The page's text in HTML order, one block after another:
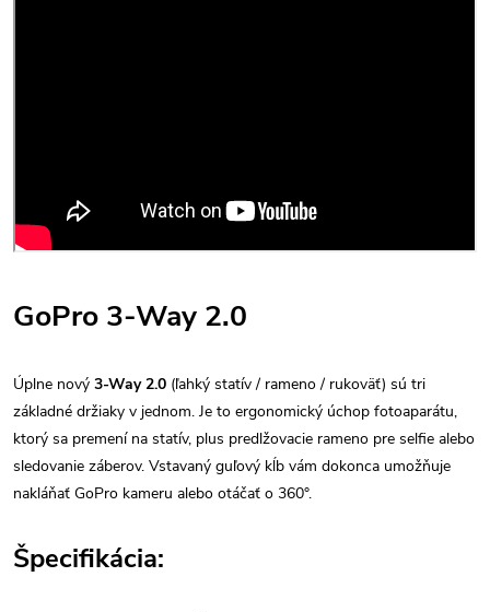
GoPro 3-Way 2.0
Úplne nový 3-Way 2.0 (ľahký statív / rameno / rukoväť) sú tri
základné držiaky v jednom. Je to ergonomický úchop fotoaparátu,
ktorý sa premení na statív, plus predlžovacie rameno pre selfie alebo
sledovanie záberov. Vstavaný guľový kĺb vám dokonca umožňuje
nakláňať GoPro kameru alebo otáčať o 360°.
Špecifikácia: